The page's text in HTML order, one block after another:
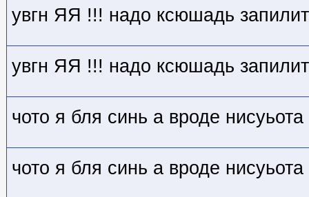
увгн ЯЯ !!! надо ксюшадь
увгн ЯЯ !!! надо ксюшадь
чото я бля синь а вроде нисуьота
чото я бля синь а вроде нисуьота